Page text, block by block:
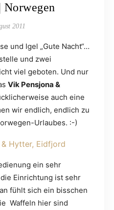
2011
und Igel „Gute Nacht“…
und zwei
viel geboten. Und nur
Vik Pensjona &
auch eine
wir endlich, endlich zu
Urlaubes. :-)
ein sehr
Einrichtung ist sehr
fühlt sich ein bisschen
Waffeln hier sind